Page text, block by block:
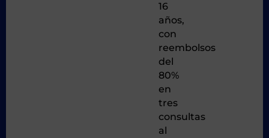
16
años,
con
reembolsos
del
80%
en
tres
consultas
al